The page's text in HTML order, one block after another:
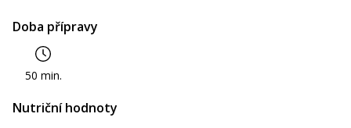
Doba přípravy
50 min.
Nutriční hodnoty